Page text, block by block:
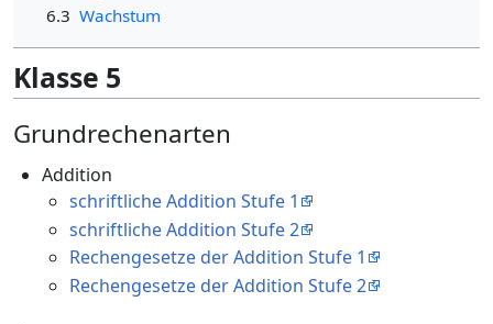
6.3 Wachstum
Klasse 5
Grundrechenarten
Addition
schriftliche Addition Stufe 1
schriftliche Addition Stufe 2
Rechengesetze der Addition Stufe 1
Rechengesetze der Addition Stufe 2